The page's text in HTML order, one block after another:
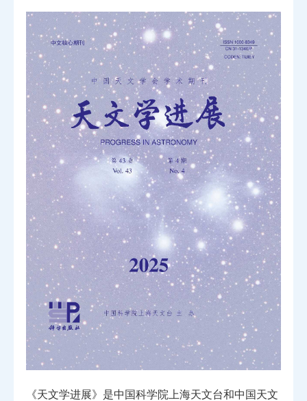
《天文学进展》是中国科学院上海天文台和中国天文